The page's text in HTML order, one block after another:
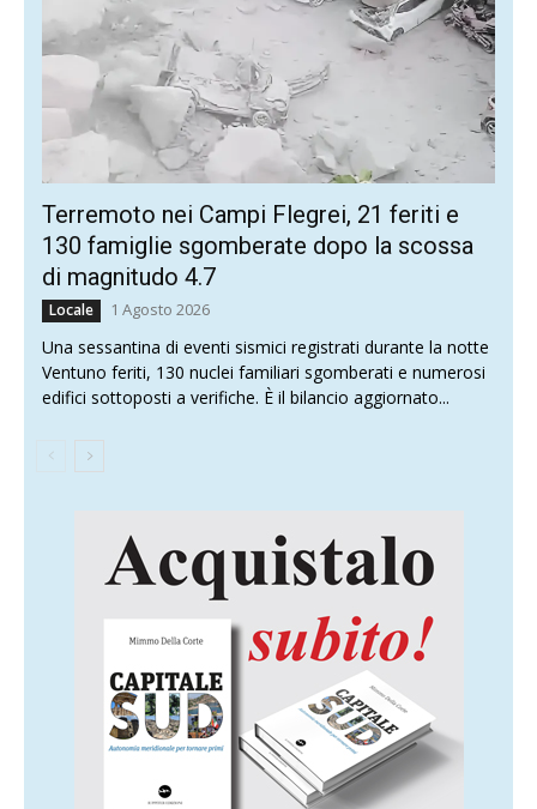
Terremoto nei Campi Flegrei, 21 feriti e
130 famiglie sgomberate dopo la scossa
di magnitudo 4.7
Locale 1 Agosto 2026
Una sessantina di eventi sismici registrati durante la notte
Ventuno feriti, 130 nuclei familiari sgomberati e numerosi
edifici sottoposti a verifiche. È il bilancio aggiornato...